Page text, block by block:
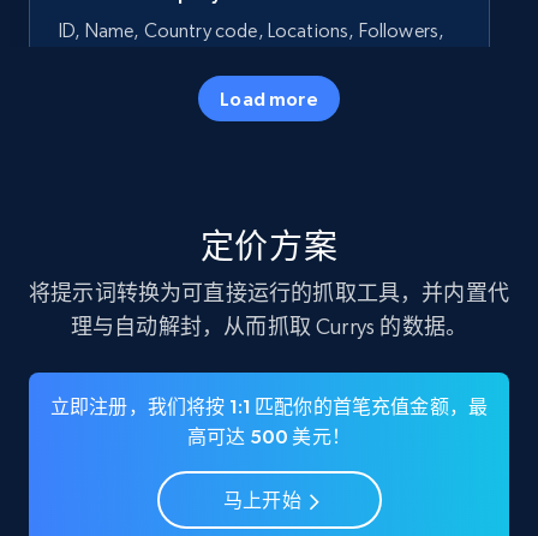
ID, Name, Country code, Locations, Followers,
3.5K+
Instagram - Profiles
Account, Fbid, ID, Followers, Posts count, Is
business account, Is professional account, Is
verified, and more.
Social media
Load more
定价方案
将提示词转换为可直接运行的抓取工具，并内置代
理与自动解封，从而抓取 Currys 的数据。
立即注册，我们将按 1:1 匹配你的首笔充值金额，最
高可达 500 美元！
马上开始